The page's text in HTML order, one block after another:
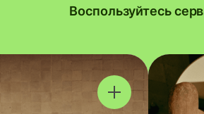
Воспользуйтесь